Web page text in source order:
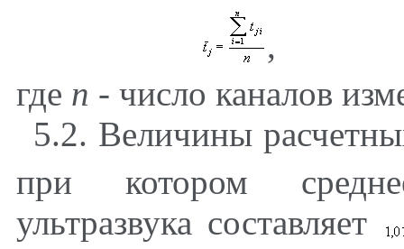
,
где п - число каналов
5.2. Величины
при котором
ультразвука составляет